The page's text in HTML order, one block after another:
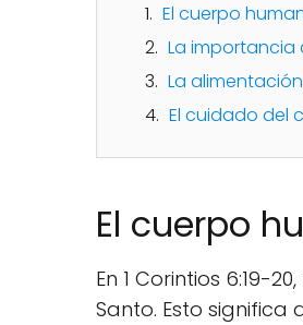
El cuerpo
La importancia
La
El cuidado del
El cuerpo
En 1 Corintios 6:19-
Santo. Esto